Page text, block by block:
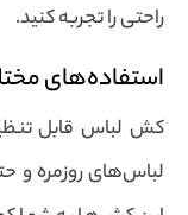
راحتی را تجربه کنید.
استفاده‌های
کش لباس قابل
لباس‌های روزمره و